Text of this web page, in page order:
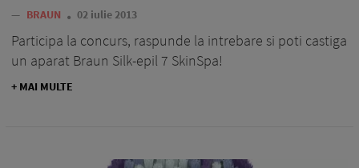
— BRAUN 02 iulie 2013
Participa la concurs, raspunde la intrebare si poti castiga
un aparat Braun Silk-epil 7 SkinSpa!
+ MAI MULTE